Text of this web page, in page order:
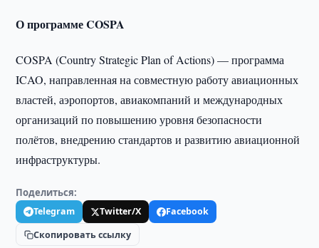
О программе COSPA
COSPA (Country Strategic Plan of Actions) — программа
ICAO, направленная на совместную работу авиационных
властей, аэропортов, авиакомпаний и международных
организаций по повышению уровня безопасности
полётов, внедрению стандартов и развитию авиационной
инфраструктуры.
Поделиться:
Telegram Twitter/X
Facebook
Скопировать ссылку